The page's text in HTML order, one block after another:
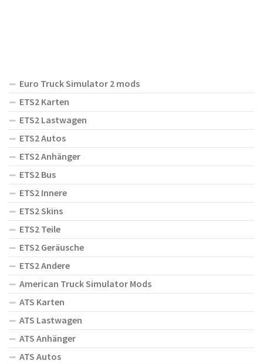
Euro Truck Simulator 2 mods
ETS2 Karten
ETS2 Lastwagen
ETS2 Autos
ETS2 Anhänger
ETS2 Bus
ETS2 Innere
ETS2 Skins
ETS2 Teile
ETS2 Geräusche
ETS2 Andere
American Truck Simulator Mods
ATS Karten
ATS Lastwagen
ATS Anhänger
ATS Autos